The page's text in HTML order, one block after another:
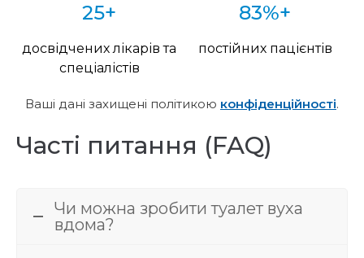
25+
досвідчених лікарів та
спеціалістів
83%+
постійних пацієнтів
Ваші дані захищені політикою конфіденційності.
Часті питання (FAQ)
Чи можна зробити туалет вуха
вдома?